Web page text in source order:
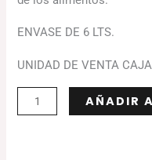
ENVASE DE 6 LTS.
UNIDAD DE VENTA
AÑADIR